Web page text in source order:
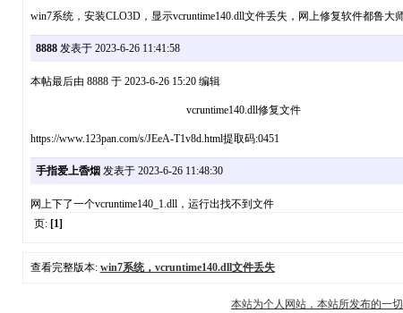
win7系统，安装CLO3D，显示vcruntime140.dll文件丢失，网上修复软件都鲁大
8888发表于 2023-6-26 11:41:58
本帖最后由 8888 于 2023-6-26 15:20 编辑
vcruntime140.dll修复文件
https://www.123pan.com/s/JEeA-T1v8d.html提取码:0451
手指爱上稥烟 发表于 2023-6-26 11:48:30
网上下了一个vcruntime140_1.dll，运行出找不到文件
页: [1]
查看完整版本: win7系统，vcruntime140.dll文件丢失
本站为个人网站，本站所发布的一